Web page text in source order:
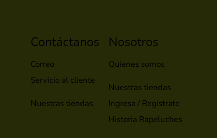
Contáctanos
Correo
Servicio al cliente
Nuestras tiendas
Nosotros
Quienes somos
Nuestras tiendas
Ingresa / Regístrate
Historia Rapeluches